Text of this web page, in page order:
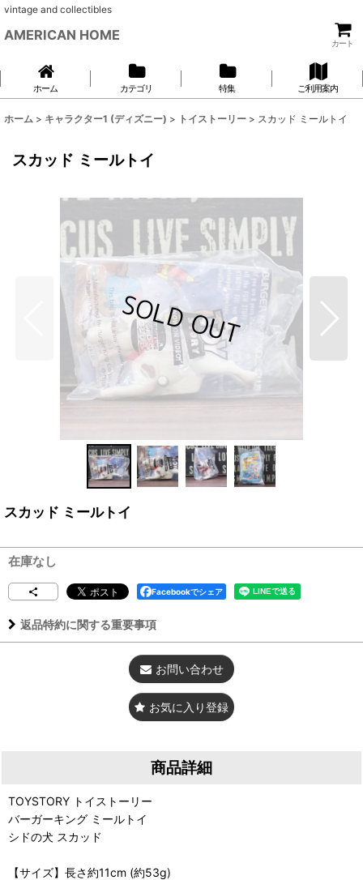
vintage and collectibles
AMERICAN HOME
カート
ホーム カテゴリ 特集 ご利用案内
ホーム > キャラクター1 (ディズニー) > トイストーリー > スカッド ミールトイ
スカッド ミールトイ
スカッド ミールトイ
在庫なし
Facebookでシェア
返品特約に関する重要事項
お問い合わせ
お気に入り登録
商品詳細
TOYSTORY トイストーリー
バーガーキング ミールトイ
シドの犬 スカッド
【サイズ】長さ約11cm (約53g)